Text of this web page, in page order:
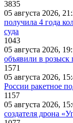
3835
05 августа 2026,
получила 4 года
суда
1043
05 августа 2026,
объявили в
1571
05 августа 2026,
России ракетное
1157
05 августа 2026,
создателя дрона